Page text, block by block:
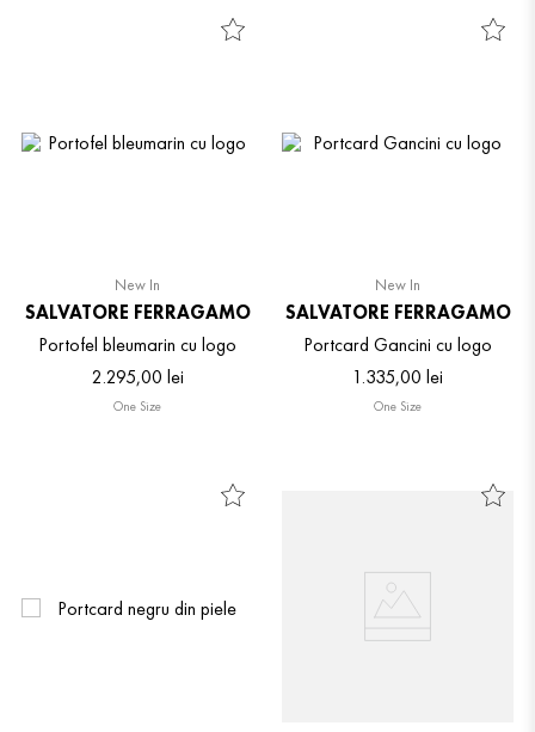
New In
SALVATORE FERRAGAMO
Portofel bleumarin cu logo
2.295,00 lei
One Size
New In
SALVATORE FERRAGAMO
Portcard Gancini cu logo
1.335,00 lei
One Size